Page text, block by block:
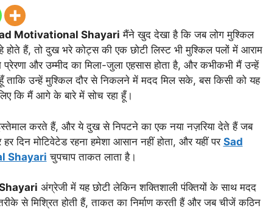
Motivational Shayari मैंने खुद देखा है कि जब लोग मुश्किल
हैं, तो दुख भरे कोट्स की एक छोटी लिस्ट भी मुश्किल पलों में आराम
और उम्मीद का मिला-जुला एहसास होता है, और कभीकभी मैं उन्हें
ताकि उन्हें मुश्किल दौर से निकलने में मदद मिल सके, बस किसी को यह
कि मैं आगे के बारे में सोच रहा हूँ।
करते हैं, और ये दुख से निपटने का एक नया नज़रिया देते हैं जब
दिन मोटिवेटेड रहना हमेशा आसान नहीं होता, और यहीं पर Sad
Shayari चुपचाप ताकत लाता है।
अंग्रेजी में यह छोटी लेकिन शक्तिशाली पंक्तियों के साथ मदद
से मिश्रित होती हैं, ताकत का निर्माण करती हैं और जब चीजें कठिन